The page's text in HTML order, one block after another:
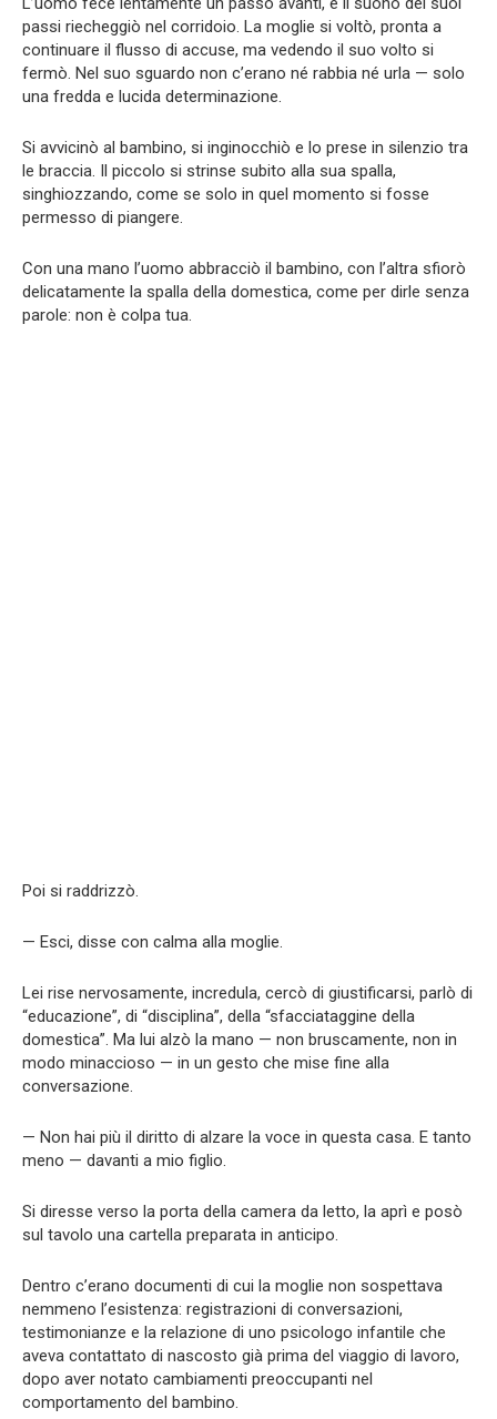
passi riecheggiò nel corridoio. La moglie si voltò, pronta a
continuare il flusso di accuse, ma vedendo il suo volto si
fermò. Nel suo sguardo non c’erano né rabbia né urla — solo
una fredda e lucida determinazione.
Si avvicinò al bambino, si inginocchiò e lo prese in silenzio tra
le braccia. Il piccolo si strinse subito alla sua spalla,
singhiozzando, come se solo in quel momento si fosse
permesso di piangere.
Con una mano l’uomo abbracciò il bambino, con l’altra sfiorò
delicatamente la spalla della domestica, come per dirle senza
parole: non è colpa tua.
Poi si raddrizzò.
— Esci, disse con calma alla moglie.
Lei rise nervosamente, incredula, cercò di giustificarsi, parlò di
“educazione”, di “disciplina”, della “sfacciataggine della
domestica”. Ma lui alzò la mano — non bruscamente, non in
modo minaccioso — in un gesto che mise fine alla
conversazione.
— Non hai più il diritto di alzare la voce in questa casa. E tanto
meno — davanti a mio figlio.
Si diresse verso la porta della camera da letto, la aprì e posò
sul tavolo una cartella preparata in anticipo.
Dentro c’erano documenti di cui la moglie non sospettava
nemmeno l’esistenza: registrazioni di conversazioni,
testimonianze e la relazione di uno psicologo infantile che
aveva contattato di nascosto già prima del viaggio di lavoro,
dopo aver notato cambiamenti preoccupanti nel
comportamento del bambino.